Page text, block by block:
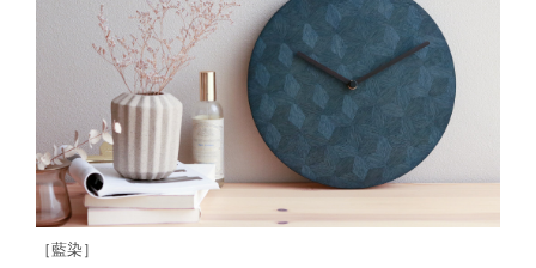
［藍染］